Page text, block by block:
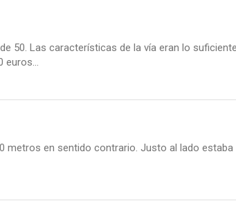
50. Las características de la vía eran lo
euros...
en sentido contrario. Justo al lado